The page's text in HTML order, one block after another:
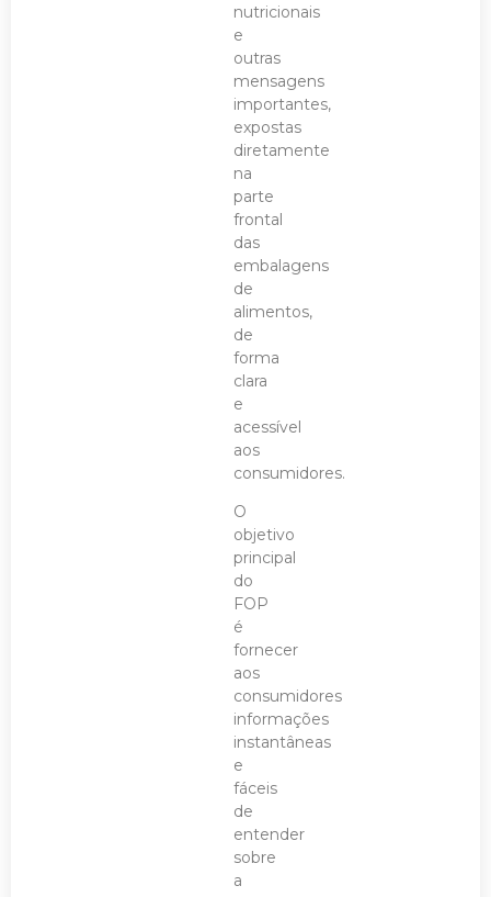
nutricionais
e
outras
mensagens
importantes,
expostas
diretamente
na
parte
frontal
das
embalagens
de
alimentos,
de
forma
clara
e
acessível
aos
consumidores.
O
objetivo
principal
do
FOP
é
fornecer
aos
consumidores
informações
instantâneas
e
fáceis
de
entender
sobre
a